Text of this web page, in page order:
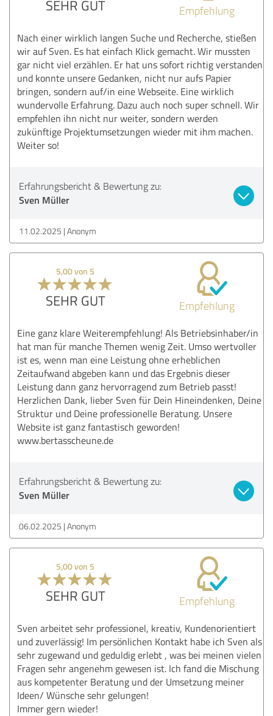
SEHR GUT Empfehlung
Nach einer wirklich langen Suche und Recherche, stießen
wir auf Sven. Es hat einfach Klick gemacht. Wir mussten
gar nicht viel erzählen. Er hat uns sofort richtig verstanden
und konnte unsere Gedanken, nicht nur aufs Papier
bringen, sondern auf/in eine Webseite. Eine wirklich
wundervolle Erfahrung. Dazu auch noch super schnell. Wir
empfehlen ihn nicht nur weiter, sondern werden
zukünftige Projektumsetzungen wieder mit ihm machen.
Weiter so!
Erfahrungsbericht & Bewertung zu:
Sven Müller
11.02.2025 Anonym
5,00 von 5
SEHR GUT Empfehlung
Eine ganz klare Weiterempfehlung! Als Betriebsinhaber/in
hat man für manche Themen wenig Zeit. Umso wertvoller
ist es, wenn man eine Leistung ohne erheblichen
Zeitaufwand abgeben kann und das Ergebnis dieser
Leistung dann ganz hervorragend zum Betrieb passt!
Herzlichen Dank, lieber Sven für Dein Hineindenken, Deine
Struktur und Deine professionelle Beratung. Unsere
Website ist ganz fantastisch geworden!
www.bertasscheune.de
Erfahrungsbericht & Bewertung zu:
Sven Müller
06.02.2025 Anonym
5,00 von 5
SEHR GUT Empfehlung
Sven arbeitet sehr professionel, kreativ, Kundenorientiert
und zuverlässig! Im persönlichen Kontakt habe ich Sven als
sehr zugewand und geduldig erlebt , was bei meinen vielen
Fragen sehr angenehm gewesen ist. Ich fand die Mischung
aus kompetenter Beratung und der Umsetzung meiner
Ideen/ Wünsche sehr gelungen!
Immer gern wieder!